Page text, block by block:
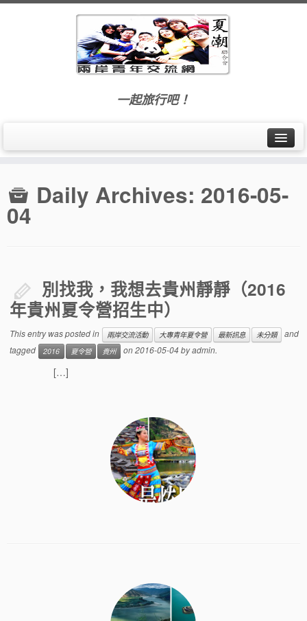
一起旅行吧！
最新訊息
夏潮聯合會
Daily Archives: 2016-05-
04
別找我，我想去貴州靜靜（2016
年貴州夏令營招生中）
This entry was posted in 兩岸交流活動 大專青年夏令營 最新訊息 未分類
and
tagged
2016 夏令營 貴州 on2016-05-04byadmin.
[…]